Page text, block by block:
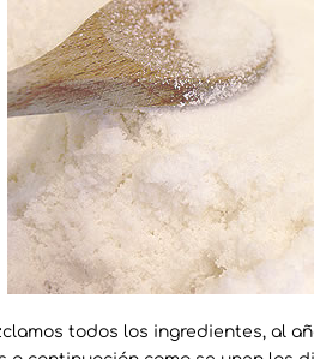
todos los ingredientes, al